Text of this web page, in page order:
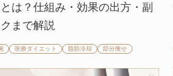
は？仕組み・効果の出方・副
まで解説
医療ダイエット 脂肪冷却 部分痩せ